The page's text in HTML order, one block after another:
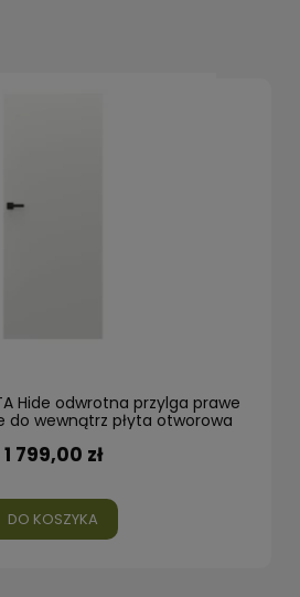
Hide odwrotna przylga prawe
do wewnątrz płyta otworowa
1 799,00 zł
DO KOSZYKA